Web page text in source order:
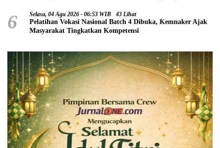
6 Selasa, 04 Agu 2026 - 06:53 WIB 43 Lihat
Pelatihan Vokasi Nasional Batch 4 Dibuka, Kemnaker Ajak
Masyarakat Tingkatkan Kompetensi